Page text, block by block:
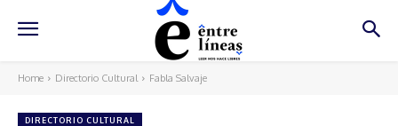
Home Directorio Cultural Fabla Salvaje
DIRECTORIO CULTURAL